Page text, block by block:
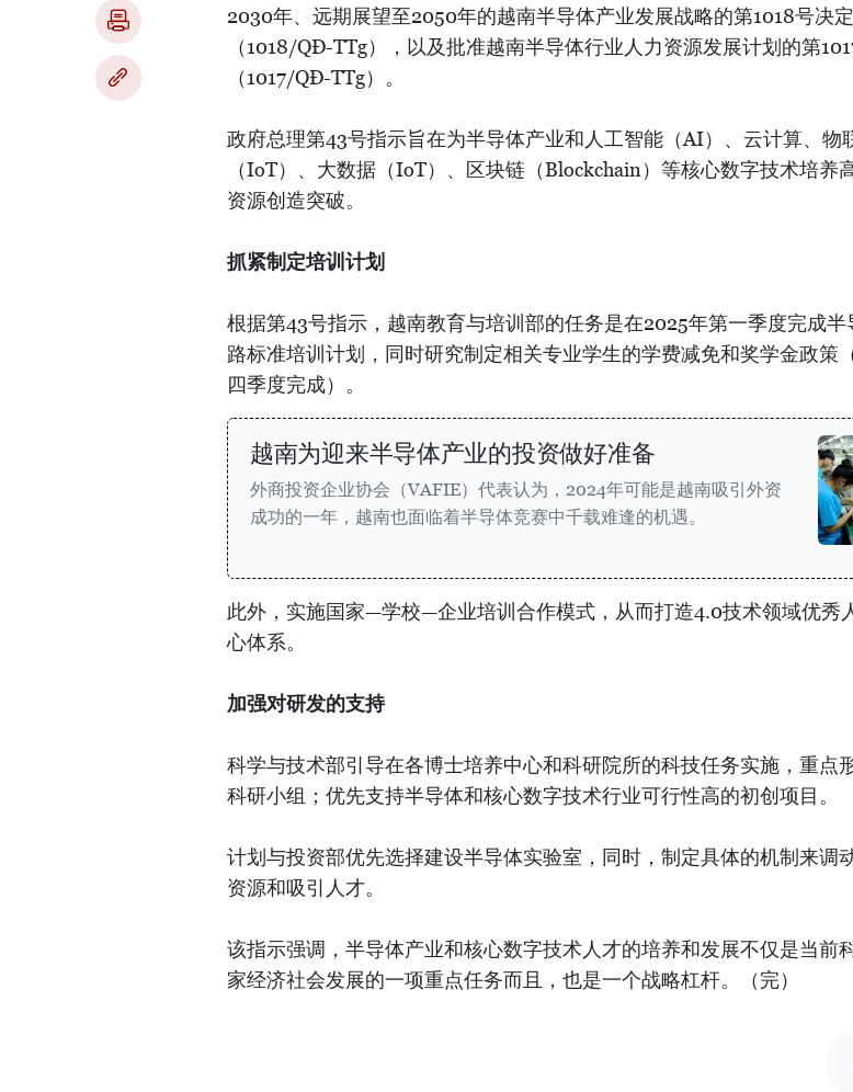
2030年、远期展望至2050年的越南半导体产业发展战略的第1018号决定
（1018/QĐ-TTg），以及批准越南半导体行业人力资源发展计划的第
（1017/QĐ-TTg）。
政府总理第43号指示旨在为半导体产业和人工智能（AI）、云计算、物
（IoT）、大数据（IoT）、区块链（Blockchain）等核心数字技术培养
资源创造突破。
抓紧制定培训计划
根据第43号指示，越南教育与培训部的任务是在2025年第一季度完成半
路标准培训计划，同时研究制定相关专业学生的学费减免和奖学金政策
四季度完成）。
越南为迎来半导体产业的投资做好准备
外商投资企业协会（VAFIE）代表认为，2024年可能是越南吸引外资
成功的一年，越南也面临着半导体竞赛中千载难逢的机遇。
此外，实施国家—学校—企业培训合作模式，从而打造4.0技术领域优秀
心体系。
加强对研发的支持
科学与技术部引导在各博士培养中心和科研院所的科技任务实施，重点
科研小组；优先支持半导体和核心数字技术行业可行性高的初创项目。
计划与投资部优先选择建设半导体实验室，同时，制定具体的机制来调
资源和吸引人才。
该指示强调，半导体产业和核心数字技术人才的培养和发展不仅是当前
家经济社会发展的一项重点任务而且，也是一个战略杠杆。（完）